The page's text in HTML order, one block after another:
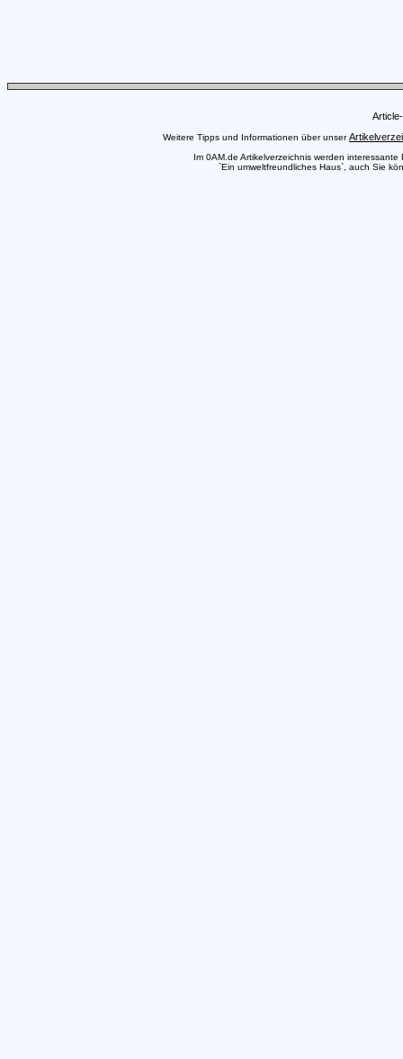
Weitere Tipps und Informationen über unser
Im 0AM.de Artikelverzeichnis werden
`Ein umweltfreundliches Haus`, auch Sie